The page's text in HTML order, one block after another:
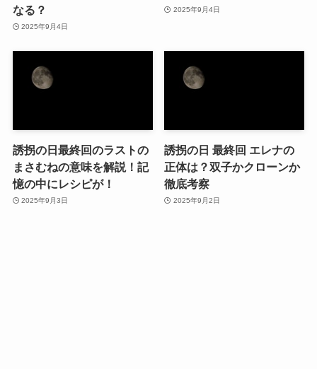
なる？
2025年9月4日
2025年9月4日
誘拐の日最終回のラストの
まさむねの意味を解説！記
憶の中にレシピが！
2025年9月3日
誘拐の日 最終回 エレナの
正体は？双子かクローンか
徹底考察
2025年9月2日